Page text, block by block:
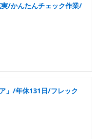
/かんたんチェック作業/
」/年休131日/フレック